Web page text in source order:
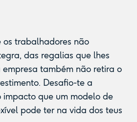
os trabalhadores não
das regalias que lhes
empresa também não retira o
Desafio-te a
impacto que um modelo de
pode ter na vida dos teus